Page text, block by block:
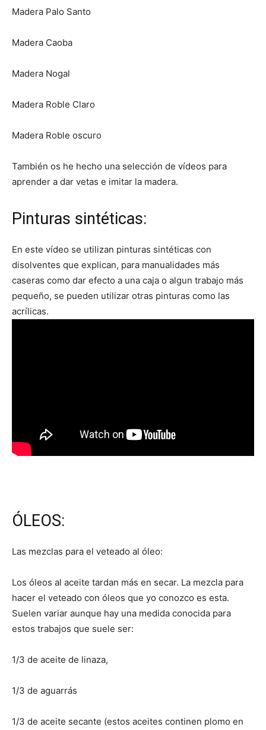
Madera Palo Santo
Madera Caoba
Madera Nogal
Madera Roble Claro
Madera Roble oscuro
También os he hecho una selección de vídeos para
aprender a dar vetas e imitar la madera.
Pinturas sintéticas:
En este vídeo se utilizan pinturas sintéticas con
disolventes que explican, para manualidades más
caseras como dar efecto a una caja o algun trabajo más
pequeño, se pueden utilizar otras pinturas como las
acrílicas.
ÓLEOS:
Las mezclas para el veteado al óleo:
Los óleos al aceite tardan más en secar. La mezcla para
hacer el veteado con óleos que yo conozco es esta.
Suelen variar aunque hay una medida conocida para
estos trabajos que suele ser:
1/3 de aceite de linaza,
1/3 de aguarrás
1/3 de aceite secante (estos aceites continen plomo en